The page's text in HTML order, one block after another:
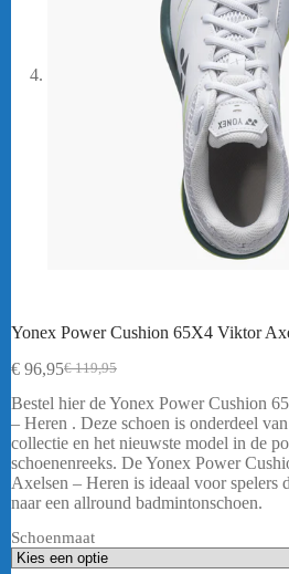
Yonex Power Cushion 65X4 Viktor
€119,95
Oorspronkelijke
prijs
was:
€ 119,95.
€ 96,95Huidige
prijs
is:
€ 96,95.
Bestel hier de Yonex Power Cushion
– Heren . Deze schoen is onderdeel
collectie en het nieuwste model in de
schoenenreeks. De Yonex Power
Axelsen – Heren is ideaal voor spelers
naar een allround badmintonschoen.
Schoenmaat